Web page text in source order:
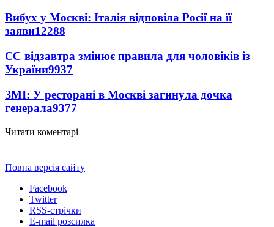
Вибух у Москві: Італія відповіла Росії на її
заяви12288
ЄС відзавтра змінює правила для чоловіків із
України9937
ЗМІ: У ресторані в Москві загинула дочка
генерала9377
Читати коментарі
Повна версія сайту
Facebook
Twitter
RSS-стрічки
E-mail розсилка